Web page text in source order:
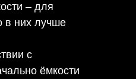
– для
в них лучше
с
ёмкости